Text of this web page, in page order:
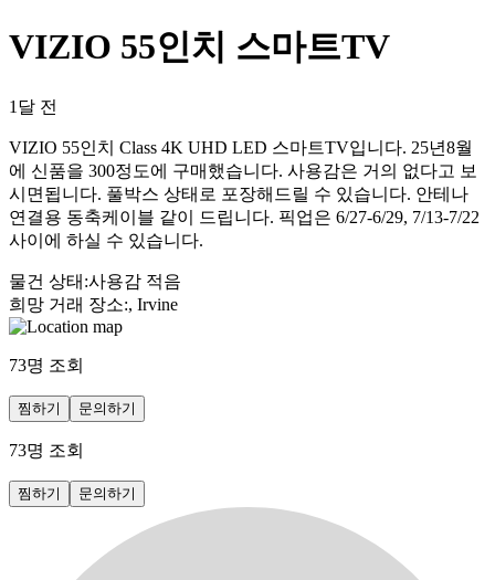
VIZIO 55인치 스마트TV
1달 전
VIZIO 55인치 Class 4K UHD LED 스마트TV입니다. 25년8월
에 신품을 300정도에 구매했습니다. 사용감은 거의 없다고 보
시면됩니다. 풀박스 상태로 포장해드릴 수 있습니다. 안테나
연결용 동축케이블 같이 드립니다. 픽업은 6/27-6/29, 7/13-7/22
사이에 하실 수 있습니다.
물건 상태 :사용감 적음
희망 거래 장소:, Irvine
73명 조회
찜하기 문의하기
73명 조회
찜하기 문의하기